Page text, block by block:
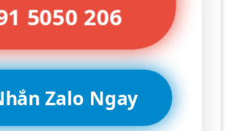
5050 206
Zalo Ngay